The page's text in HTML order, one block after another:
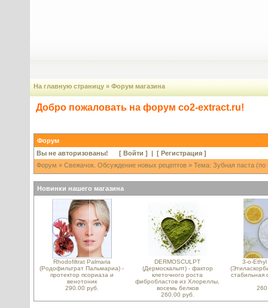
На главную страницу » Форум магазина
Добро пожаловать на форум co2-extract.ru!
Форум
Вы не авторизованы! [ Войти ] | [ Регистрация ]
Форум » Свежачок. Обсуждение новых рецептов » Тема: Зубная паста
Новинки нашего магазина
Rhodofiltrat Palmaria
(Родофильтрат Пальмариа) -
протектор псориаза и
венотоник
290.00 руб.
DERMOSCULPT
(Дермоскальпт) - фактор
клеточного роста
фибробластов из Хлореллы,
восемь белков
260.00 руб.
3-o-
стабильная